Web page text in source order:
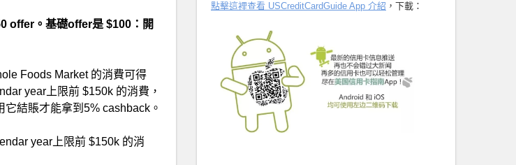
offer。基礎offer是 $100：開
Foods Market 的消費可得
year上限前 $150k 的消費，
結賬才能拿到5% cashback。
year上限前 $150k 的消
點擊這裡查看 USCreditCardGuide App 介紹 ，下載：